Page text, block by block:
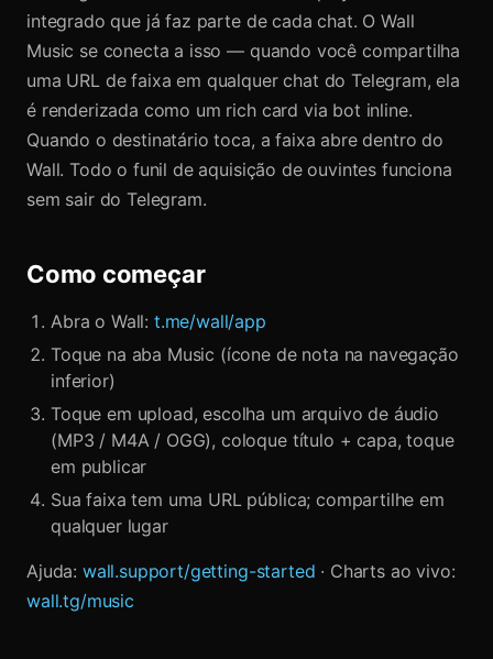
integrado que já faz parte de cada chat. O Wall
Music se conecta a isso — quando você compartilha
uma URL de faixa em qualquer chat do Telegram, ela
é renderizada como um rich card via bot inline.
Quando o destinatário toca, a faixa abre dentro do
Wall. Todo o funil de aquisição de ouvintes funciona
sem sair do Telegram.
Como começar
Abra o Wall: t.me/wall/app
Toque na aba Music (ícone de nota na navegação
inferior)
Toque em upload, escolha um arquivo de áudio
(MP3 / M4A / OGG), coloque título + capa, toque
em publicar
Sua faixa tem uma URL pública; compartilhe em
qualquer lugar
Ajuda: wall.support/getting-started · Charts ao vivo:
wall.tg/music